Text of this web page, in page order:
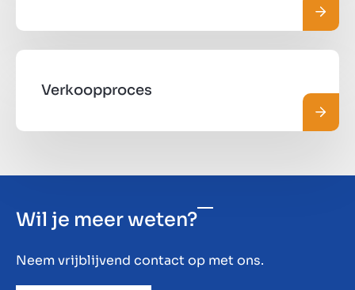
Lees
Verkoopproces
Lees
Wil je meer weten?
Neem vrijblijvend contact op met ons.